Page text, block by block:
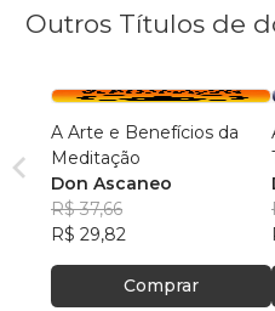
Outros Títulos de
A Arte e Benefícios da
Meditação
Don Ascaneo
R$ 37,66
R$ 29,82
Comprar